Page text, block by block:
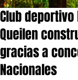
Club
Queilen
gracias a
Nacionales